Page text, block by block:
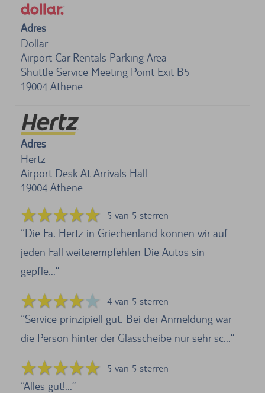
Adres
Dollar
Airport Car Rentals Parking Area
Shuttle Service Meeting Point Exit B5
19004 Athene
Adres
Hertz
Airport Desk At Arrivals Hall
19004 Athene
5 van 5 sterren
Die Fa. Hertz in Griechenland können wir auf
jeden Fall weiterempfehlen Die Autos sin
gepfle...
4 van 5 sterren
Service prinzipiell gut. Bei der Anmeldung war
die Person hinter der Glasscheibe nur sehr sc...
5 van 5 sterren
Alles gut!...